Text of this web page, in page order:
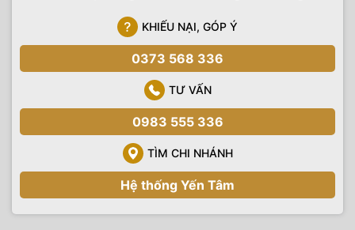
KHIẾU NẠI, GÓP Ý
0373 568 336
TƯ VẤN
0983 555 336
TÌM CHI NHÁNH
Hệ thống Yến Tâm